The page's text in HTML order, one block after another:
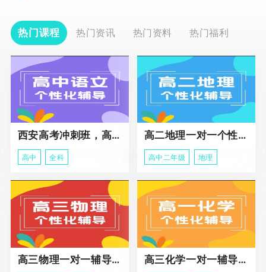
热门课程 热门资讯 热门资料 热门福利
西安高考冲刺班，高三全科辅导
高中 全科
高二地理一对一个性化冲刺辅导课程
高中二年级 地理
高三物理一对一辅导课程 高三化学一对一辅导课程